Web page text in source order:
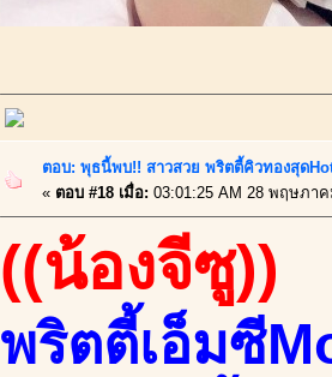
ตอบ: พุธนี้พบ!! สาวสวย พริตตี้คิวทองสุด
« ตอบ #18 เมื่อ: 03:01:25 AM 28 พฤษภา
((น้องจีซู))
พริตตี้เอ็มซี